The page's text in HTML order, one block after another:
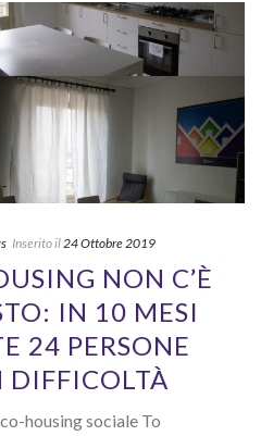
Inserito il 24 Ottobre 2019
NON C’È
IN 10 MESI
24 PERSONE
DIFFICOLTÀ
housing sociale To